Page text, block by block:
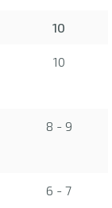
10
10
8 - 9
6 - 7